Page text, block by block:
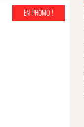
EN PROMO !